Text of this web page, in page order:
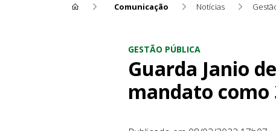
Comunicação Notícias
GESTÃO PÚBLICA
Guarda Janio
mandato como